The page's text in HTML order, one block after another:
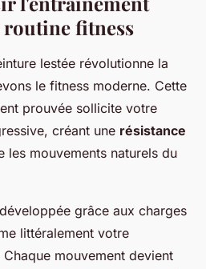
routine fitness
lestée révolutionne la
le fitness moderne. Cette
prouvée sollicite votre
créant une résistance
les mouvements naturels du
grâce aux charges
littéralement votre
mouvement devient